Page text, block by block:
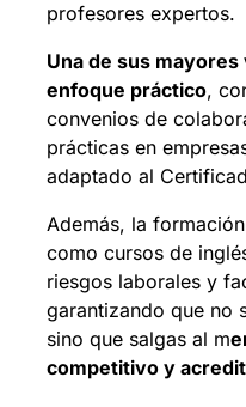
profesores expertos.
Una de sus
enfoque práctico,
convenios de
prácticas en
adaptado al
Además, la
como cursos de
riesgos laborales y
garantizando que no
sino que salgas al m
competitivo y